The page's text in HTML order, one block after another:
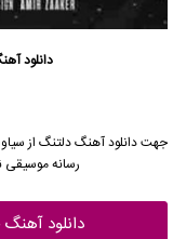
دانلود
جهت دانلود آهنگ دلتنگ از
رسانه موسیقی
دانلود